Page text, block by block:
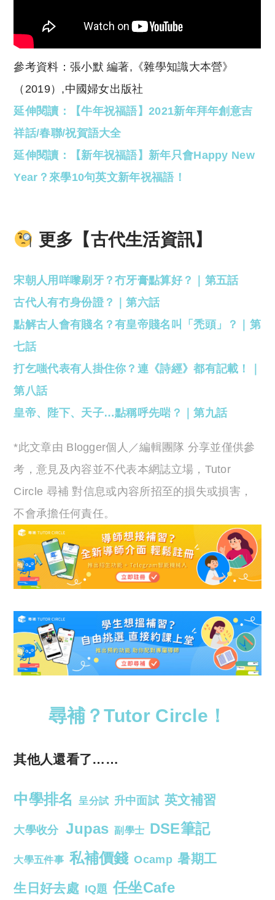
參考資料： 張小默 編著,《雜學知識大本營》
（2019）,中國婦女出版社
延伸閱讀：【牛年祝福語】2021新年拜年創意吉
祥話/春聯/祝賀語大全
延伸閱讀：【新年祝福語】新年只會Happy New
Year？來學10句英文新年祝福語！
更多【古代生活資訊】
宋朝人用咩嚟刷牙？冇牙膏點算好？｜第五話
古代人有冇身份證？｜第六話
點解古人會有賤名？有皇帝賤名叫「禿頭」？｜第
七話
打乞嗤代表有人掛住你？連《詩經》都有記載！｜
第八話
皇帝、陛下、天子…點稱呼先啱？｜第九話
*此文章由 Blogger個人／編輯團隊 分享並僅供參
考，意見及內容並不代表本網誌立場，Tutor
Circle 尋補 對信息或內容所招至的損失或損害，
不會承擔任何責任。
尋補？Tutor Circle！
其他人還看了……
中學排名 呈分試 升中面試 英文補習
大學收分 Jupas 副學士 DSE筆記
大學五件事 私補價錢 Ocamp 暑期工
生日好去處 IQ題 任坐Cafe